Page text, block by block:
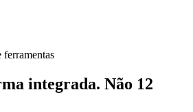
ferramentas
integrada. Não 12